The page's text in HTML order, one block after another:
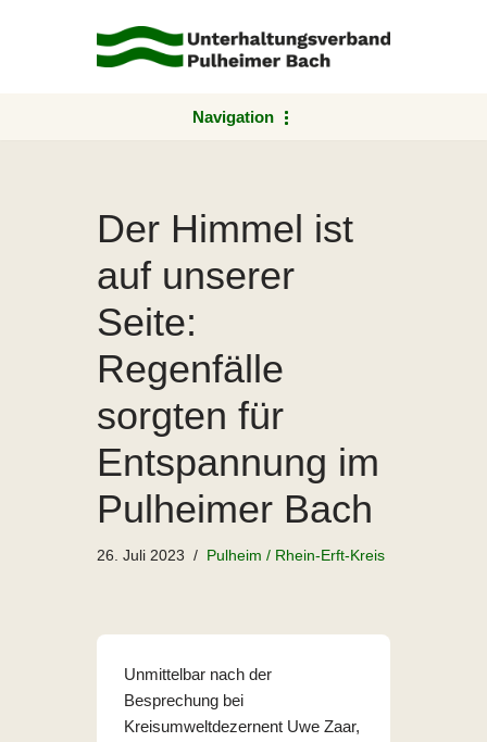
Navigation
Der Himmel ist
auf unserer
Seite:
Regenfälle
sorgten für
Entspannung im
Pulheimer Bach
26. Juli 2023 Pulheim / Rhein-Erft-Kreis
Unmittelbar nach der
Besprechung bei
Kreisumweltdezernent Uwe Zaar,